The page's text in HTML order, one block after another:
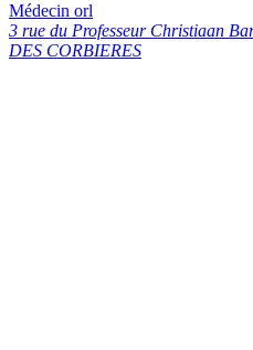
Médecin orl
3 rue du Professeur Christiaan
DES CORBIERES